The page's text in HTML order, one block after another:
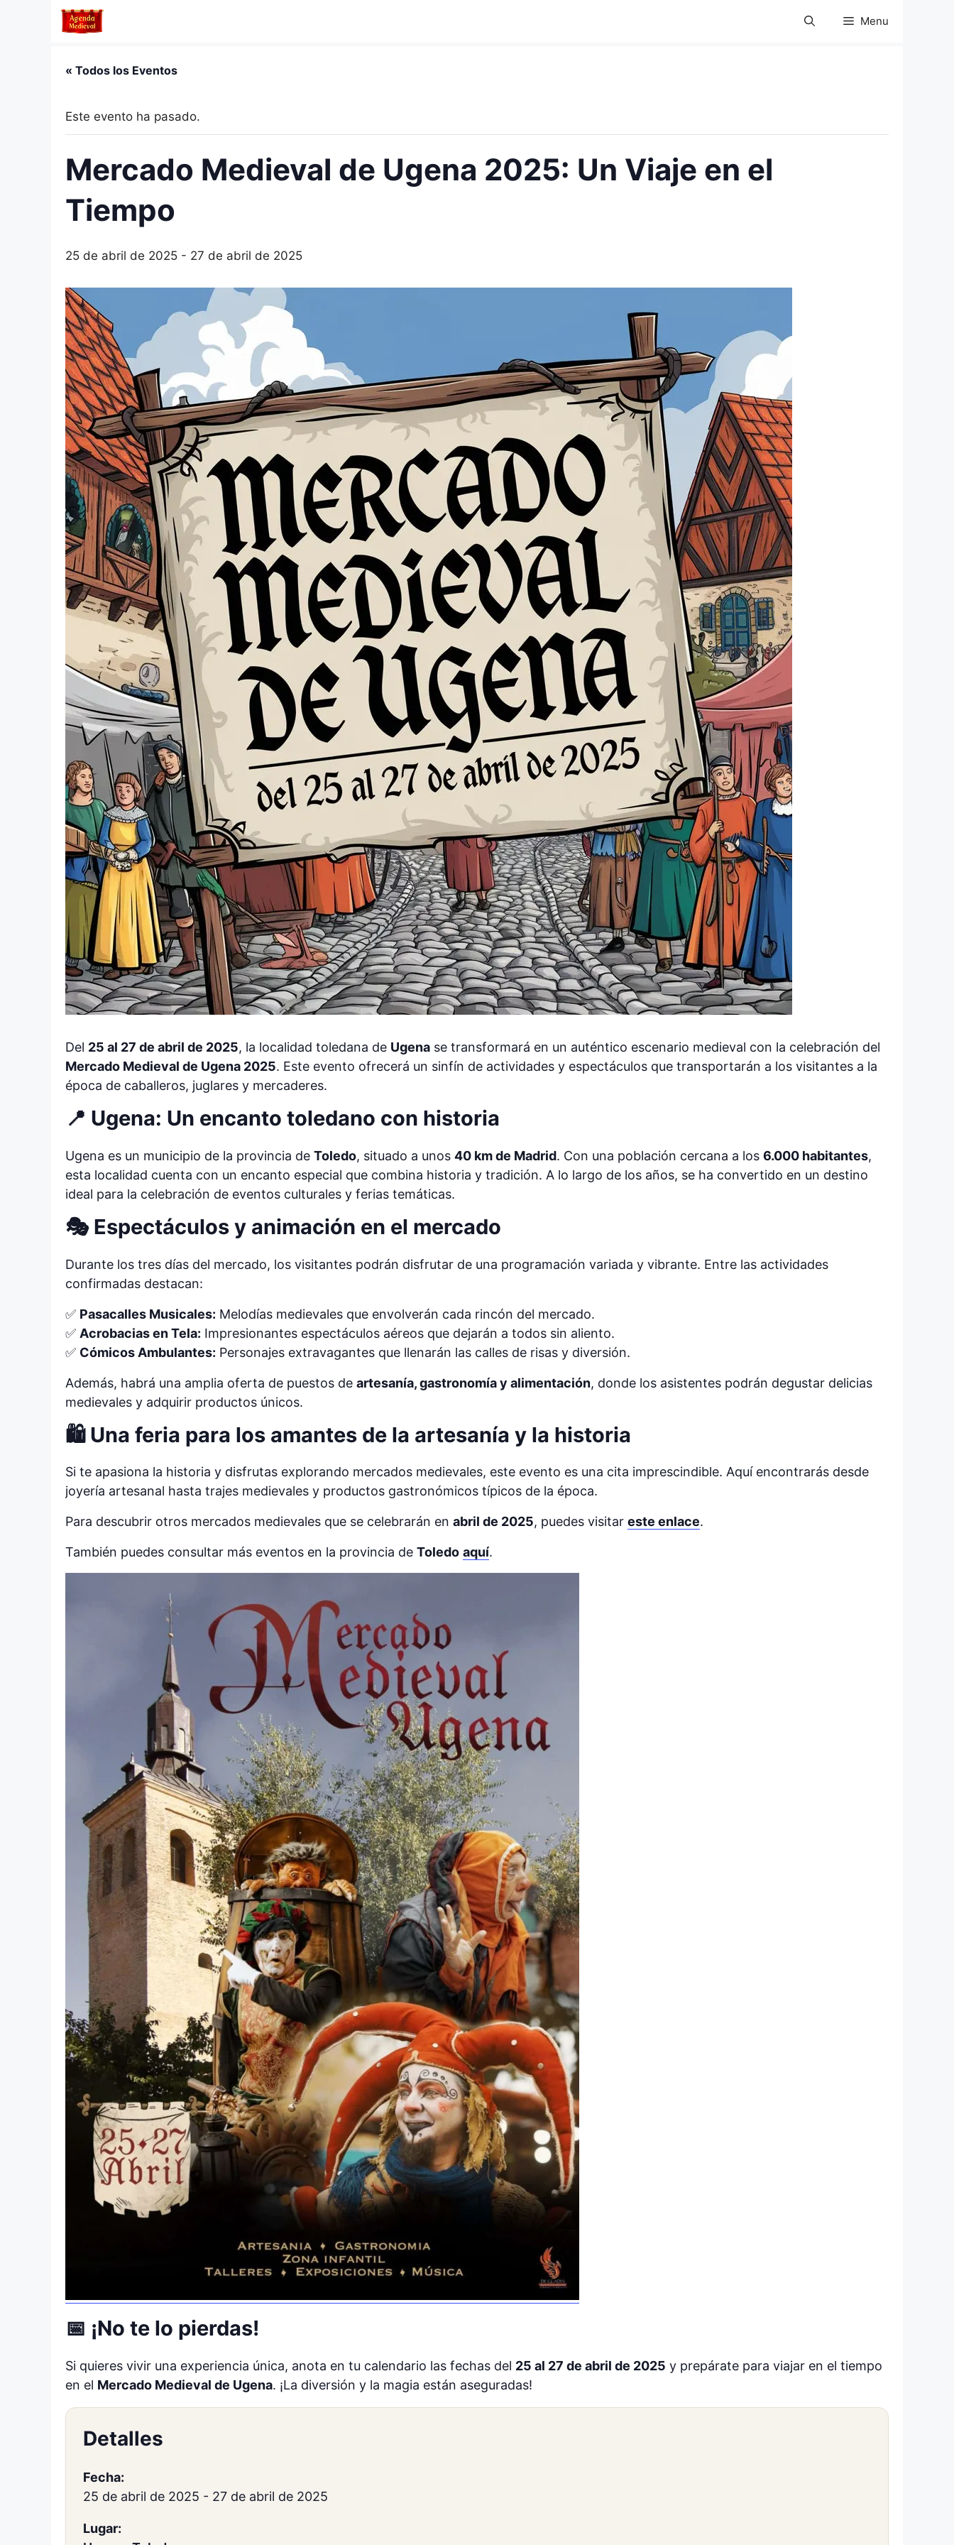
Menu
« Todos los Eventos
Este evento ha pasado.
Mercado Medieval de Ugena 2025: Un Viaje en el
Tiempo
25 de abril de 2025 - 27 de abril de 2025
Del 25 al 27 de abril de 2025, la localidad toledana de Ugena se transformará en un auténtico escenario medieval con la celebración del
Mercado Medieval de Ugena 2025. Este evento ofrecerá un sinfín de actividades y espectáculos que transportarán a los visitantes a la
época de caballeros, juglares y mercaderes.
📍 Ugena: Un encanto toledano con historia
Ugena es un municipio de la provincia de Toledo, situado a unos 40 km de Madrid. Con una población cercana a los 6.000 habitantes,
esta localidad cuenta con un encanto especial que combina historia y tradición. A lo largo de los años, se ha convertido en un destino
ideal para la celebración de eventos culturales y ferias temáticas.
🎭 Espectáculos y animación en el mercado
Durante los tres días del mercado, los visitantes podrán disfrutar de una programación variada y vibrante. Entre las actividades
confirmadas destacan:
✅ Pasacalles Musicales: Melodías medievales que envolverán cada rincón del mercado.
✅ Acrobacias en Tela: Impresionantes espectáculos aéreos que dejarán a todos sin aliento.
✅ Cómicos Ambulantes: Personajes extravagantes que llenarán las calles de risas y diversión.
Además, habrá una amplia oferta de puestos de artesanía, gastronomía y alimentación, donde los asistentes podrán degustar delicias
medievales y adquirir productos únicos.
🛍️ Una feria para los amantes de la artesanía y la historia
Si te apasiona la historia y disfrutas explorando mercados medievales, este evento es una cita imprescindible. Aquí encontrarás desde
joyería artesanal hasta trajes medievales y productos gastronómicos típicos de la época.
Para descubrir otros mercados medievales que se celebrarán en abril de 2025, puedes visitar este enlace.
También puedes consultar más eventos en la provincia de Toledo aquí.
📅 ¡No te lo pierdas!
Si quieres vivir una experiencia única, anota en tu calendario las fechas del 25 al 27 de abril de 2025 y prepárate para viajar en el tiempo
en el Mercado Medieval de Ugena. ¡La diversión y la magia están aseguradas!
Detalles
Fecha:
25 de abril de 2025 - 27 de abril de 2025
Lugar: